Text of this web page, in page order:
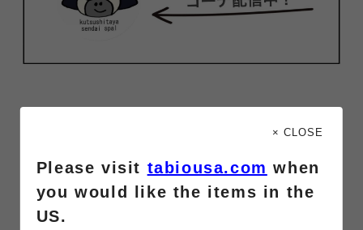
× CLOSE
Please visit tabiousa.com when
you would like the items in the
US.